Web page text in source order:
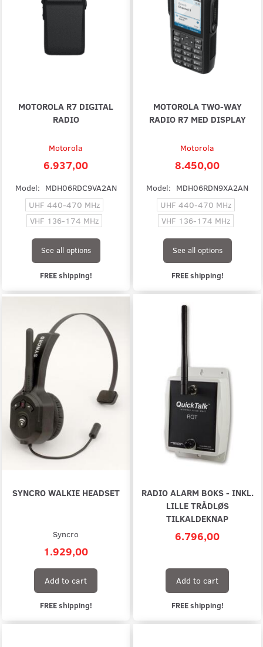
MOTOROLA R7 DIGITAL
RADIO
Motorola
6.937,00
Model: MDH06RDC9VA2AN
UHF 440-470 MHz
VHF 136-174 MHz
See all options
FREE shipping!
MOTOROLA TWO-WAY
RADIO R7 MED DISPLAY
Motorola
8.450,00
Model: MDH06RDN9XA2AN
UHF 440-470 MHz
VHF 136-174 MHz
See all options
FREE shipping!
SYNCRO WALKIE HEADSET
Syncro
1.929,00
Add to cart
FREE shipping!
RADIO ALARM BOKS - INKL.
LILLE TRÅDLØS
TILKALDEKNAP
6.796,00
Add to cart
FREE shipping!